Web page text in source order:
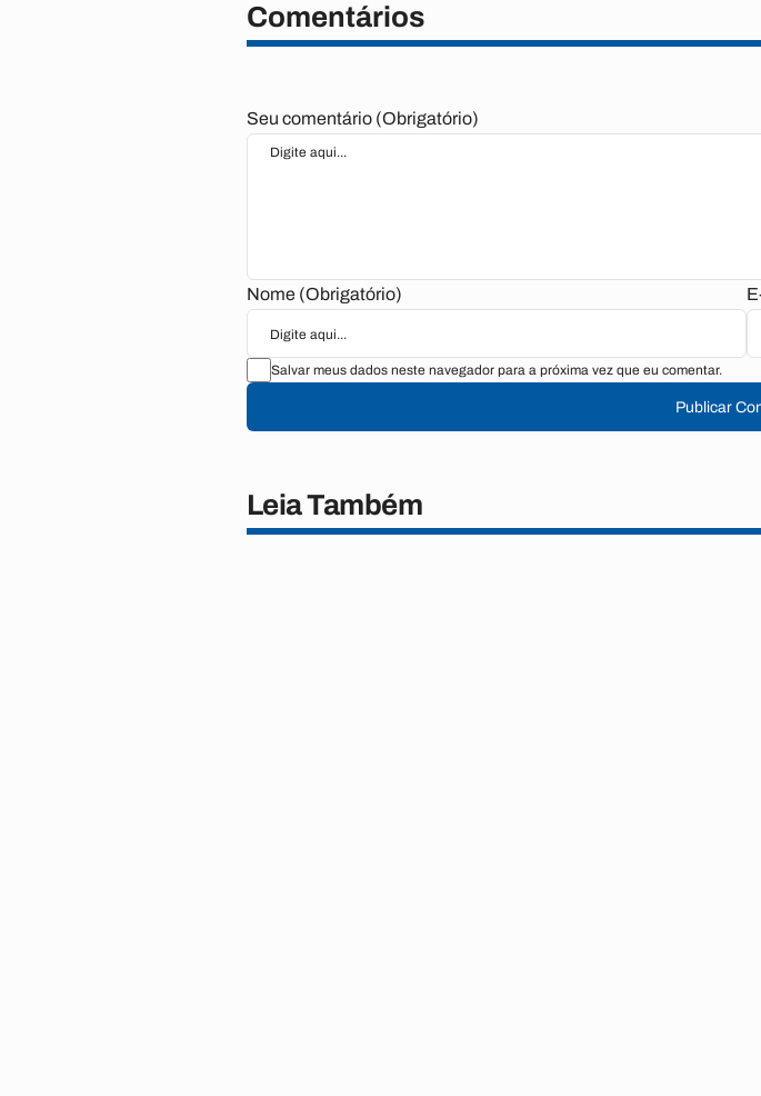
Comentários
Seu comentário (Obrigatório)
Nome (Obrigatório)
Salvar meus dados neste navegador para a próxima vez que eu comentar.
Publicar
Leia Também